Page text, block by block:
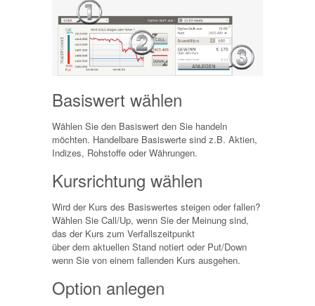
Basiswert wählen
Wählen Sie den Basiswert den Sie handeln
möchten. Handelbare Basiswerte sind z.B. Aktien,
Indizes, Rohstoffe oder Währungen.
Kursrichtung wählen
Wird der Kurs des Basiswertes steigen oder fallen?
Wählen Sie Call/Up, wenn Sie der Meinung sind,
das der Kurs zum Verfallszeitpunkt
über dem aktuellen Stand notiert oder Put/Down
wenn Sie von einem fallenden Kurs ausgehen.
Option anlegen